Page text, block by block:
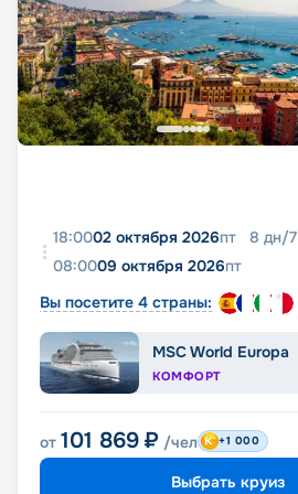
18:0002 октября 2026пт 8 дн/7
08:0009 октября 2026пт
Вы посетите 4 страны:
MSC World Europa
КОМФОРТ
от 101 869 ₽ /чел +1 000
Выбрать круиз